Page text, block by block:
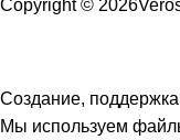
Copyright ©
Создание,
Мы используем